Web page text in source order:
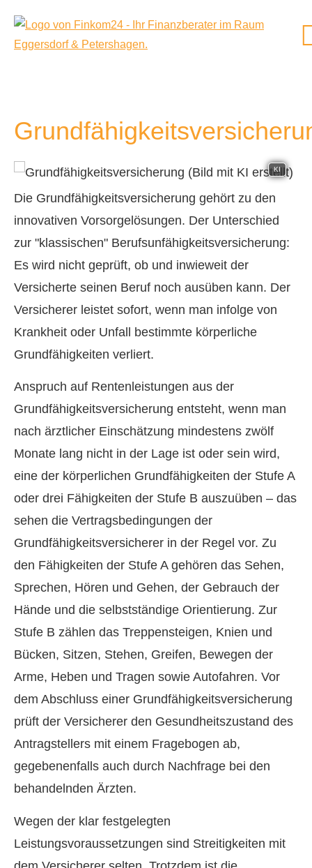
KI
Die Grundfähigkeitsversicherung gehört zu den
innovativen Vorsorgelösungen. Der Unterschied
zur "klassischen" Berufs­unfähig­keitsversicherung:
Es wird nicht geprüft, ob und inwieweit der
Versicherte seinen Beruf noch ausüben kann. Der
Versicherer leistet sofort, wenn man infolge von
Krankheit oder Unfall bestimmte körperliche
Grundfähigkeiten verliert.
Anspruch auf Rentenleistungen aus der
Grundfähigkeitsversicherung entsteht, wenn man
nach ärztlicher Einschätzung mindestens zwölf
Monate lang nicht in der Lage ist oder sein wird,
eine der körperlichen Grundfähigkeiten der Stufe A
oder drei Fähigkeiten der Stufe B auszuüben – das
sehen die Vertragsbedingungen der
Grundfähigkeitsversicherer in der Regel vor. Zu
den Fähigkeiten der Stufe A gehören das Sehen,
Sprechen, Hören und Gehen, der Gebrauch der
Hände und die selbstständige Orientierung. Zur
Stufe B zählen das Treppensteigen, Knien und
Bücken, Sitzen, Stehen, Greifen, Bewegen der
Arme, Heben und Tragen sowie Autofahren. Vor
dem Abschluss einer Grundfähigkeitsversicherung
prüft der Versicherer den Gesundheitszustand des
Antragstellers mit einem Fragebogen ab,
gegebenenfalls auch durch Nachfrage bei den
behandelnden Ärzten.
Wegen der klar festgelegten
Leistungsvoraussetzungen sind Streitigkeiten mit